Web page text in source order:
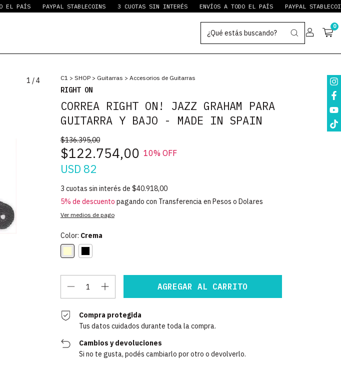
PAYPAL STABLECOINS 3 CUOTAS SIN INTERÉS ENVÍOS A TODO EL PAÍS PAYPAL STABLECOINS
0
1 /4 C1 > SHOP > Guitarras > Accesorios de Guitarras
RIGHT ON
CORREA RIGHT ON! JAZZ GRAHAM PARA
GUITARRA Y BAJO - MADE IN SPAIN
$136.395,00
$122.754,00 10% OFF
USD 82
3 cuotas sin interés de $40.918,00
5% de descuento pagando con Transferencia en Pesos o Dolares
Ver medios de pago
Color: Crema
Compra protegida
Tus datos cuidados durante toda la compra.
Cambios y devoluciones
Si no te gusta, podés cambiarlo por otro o devolverlo.